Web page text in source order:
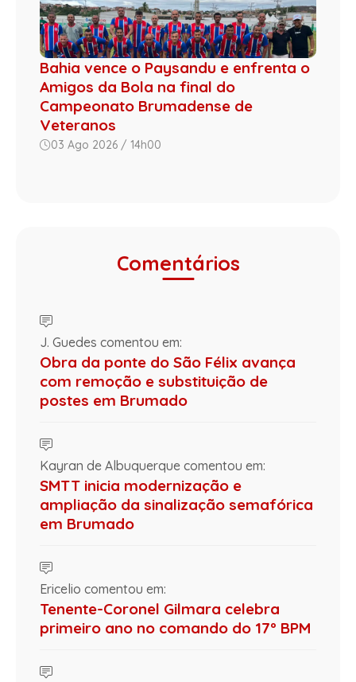
Bahia vence o Paysandu e enfrenta o
Amigos da Bola na final do
Campeonato Brumadense de
Veteranos
03 Ago 2026 / 14h00
Comentários
J. Guedes comentou em:
Obra da ponte do São Félix avança
com remoção e substituição de
postes em Brumado
Kayran de Albuquerque comentou em:
SMTT inicia modernização e
ampliação da sinalização semafórica
em Brumado
Ericelio comentou em:
Tenente-Coronel Gilmara celebra
primeiro ano no comando do 17º BPM